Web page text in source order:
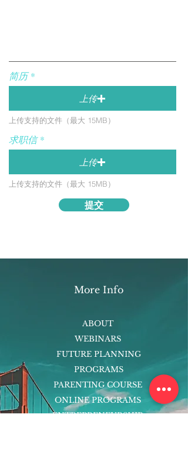
简历
上传
上传支持的文件（最大 15MB）
求职信
上传
上传支持的文件（最大 15MB）
提交
More Info
ABOUT
WEBINARS
FUTURE PLANNING
PROGRAMS
PARENTING COURSE
ONLINE PROGRAMS
ENTREPRENEURSHIP